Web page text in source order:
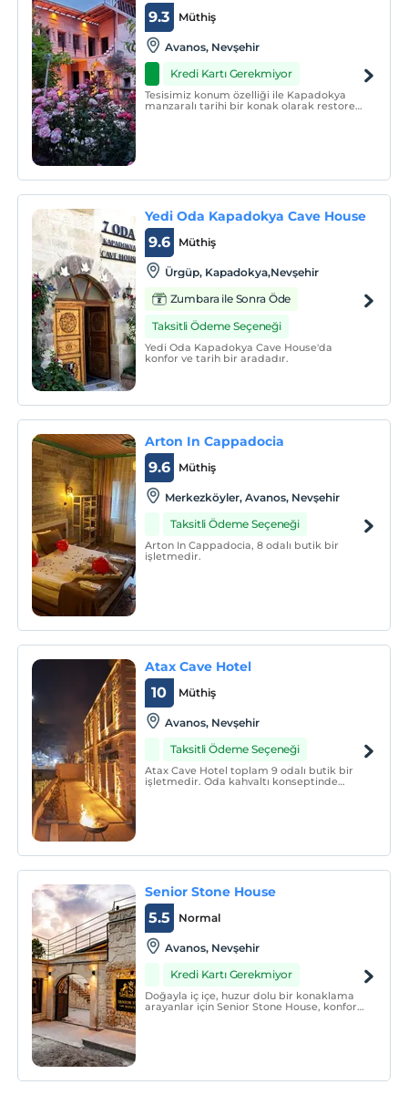
Müthiş
9.3
Avanos, Nevşehir
Kredi Kartı Gerekmiyor
Tesisimiz konum özelliği ile Kapadokya
manzaralı tarihi bir konak olarak restore
Yedi Oda Kapadokya Cave House
Müthiş
9.6
Ürgüp, Kapadokya,Nevşehir
Zumbara ile Sonra Öde
Taksitli Ödeme Seçeneği
Yedi Oda Kapadokya Cave House'da
konfor ve tarih bir aradadır.
Arton In Cappadocia
Müthiş
9.6
Merkezköyler, Avanos, Nevşehir
Taksitli Ödeme Seçeneği
Arton In Cappadocia, 8 odalı butik bir
işletmedir.
Atax Cave Hotel
Müthiş
10
Avanos, Nevşehir
Taksitli Ödeme Seçeneği
Atax Cave Hotel toplam 9 odalı butik bir
işletmedir. Oda kahvaltı konseptinde
Senior Stone House
Normal
5.5
Avanos, Nevşehir
Kredi Kartı Gerekmiyor
Doğayla iç içe, huzur dolu bir konaklama
arayanlar için Senior Stone House, konforu